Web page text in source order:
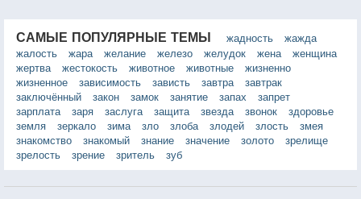
САМЫЕ ПОПУЛЯРНЫЕ ТЕМЫ жадность
жажда
жалость
жара желание железо желудок жена
женщина
жертва
жестокость животное животные
жизненно
жизненное
зависимость зависть завтра
завтрак
заключённый
закон замок занятие запах
запрет
зарплата
заря заслуга защита звезда звонок
здоровье
земля
зеркало зима зло злоба злодей злость
змея
знакомство
знакомый знание значение золото
зрелище
зрелость
зрение зритель зуб